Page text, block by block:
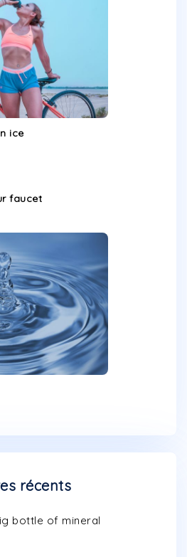
ice
faucet
récents
bottle of mineral